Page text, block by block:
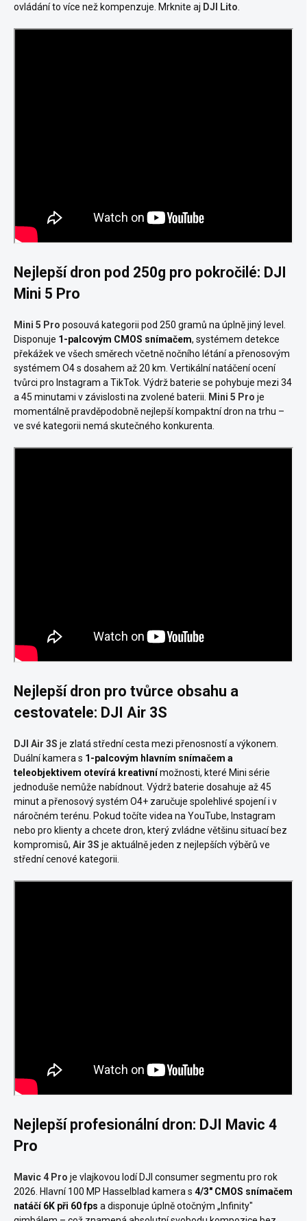
ovládání to více než kompenzuje. Mrknite aj DJI Lito
Nejlepší dron pod 250g pro pokročilé: DJI
Mini 5 Pro
Mini 5 Pro posouvá kategorii pod 250 gramů na úplně jiný level.
Disponuje 1-palcovým CMOS snímačem, systémem detekce
překážek ve všech směrech včetně nočního létání a přenosovým
systémem O4 s dosahem až 20 km. Vertikální natáčení ocení
tvůrci pro Instagram a TikTok. Výdrž baterie se pohybuje mezi 34
a 45 minutami v závislosti na zvolené baterii.
Mini 5 Pro je
momentálně pravděpodobně nejlepší kompaktní dron na trhu –
ve své kategorii nemá skutečného konkurenta.
Nejlepší dron pro tvůrce obsahu a
cestovatele: DJI Air 3S
DJI Air 3S je zlatá střední cesta mezi přenosností a výkonem.
Duální kamera s 1-palcovým hlavním snímačem a
teleobjektivem otevírá kreativnímožnosti, které Mini série
jednoduše nemůže nabídnout. Výdrž baterie dosahuje až 45
minut a přenosový systém O4+ zaručuje spolehlivé spojení i v
náročném terénu. Pokud točíte videa na YouTube, Instagram
nebo pro klienty a chcete dron, který zvládne většinu situací bez
kompromisů, Air 3S je aktuálně jeden z nejlepších výběrů ve
střední cenové kategorii.
Nejlepší profesionální dron: DJI Mavic 4
Pro
Mavic 4 Pro je vlajkovou lodí DJI consumer segmentu pro rok
2026. Hlavní 100 MP Hasselblad kamera s 4/3" CMOS snímačem
natáčí 6K při 60 fps a disponuje úplně otočným „Infinity"